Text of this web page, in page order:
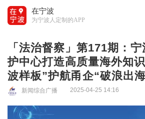
「法治督察」第171期：
护中心打造高质量海外知
波样板”护航甬企“破浪出
新闻综合广播 2025-04-25 14:16
在宁波
为宁波人定制的APP